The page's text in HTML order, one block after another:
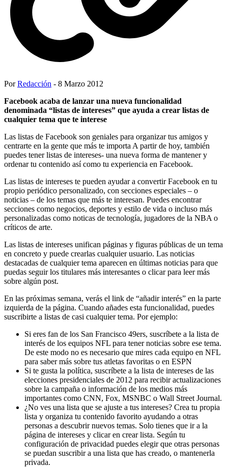
PorRedacción - 8 Marzo 2012
Facebook acaba de lanzar una nueva funcionalidad
denominada “listas de intereses” que ayuda a crear listas de
cualquier tema que te interese
Las listas de Facebook son geniales para organizar tus amigos y
centrarte en la gente que más te importa A partir de hoy, también
puedes tener listas de intereses- una nueva forma de mantener y
ordenar tu contenido así como tu experiencia en Facebook.
Las listas de intereses te pueden ayudar a convertir Facebook en tu
propio periódico personalizado, con secciones especiales – o
noticias – de los temas que más te interesan. Puedes encontrar
secciones como negocios, deportes y estilo de vida o incluso más
personalizadas como noticas de tecnología, jugadores de la NBA o
críticos de arte.
Las listas de intereses unifican páginas y figuras públicas de un tema
en concreto y puede crearlas cualquier usuario. Las noticias
destacadas de cualquier tema aparecen en últimas noticias para que
puedas seguir los titulares más interesantes o clicar para leer más
sobre algún post.
En las próximas semana, verás el link de “añadir interés” en la parte
izquierda de la página. Cuando añades esta funcionalidad, puedes
suscribirte a listas de casi cualquier tema. Por ejemplo:
Si eres fan de los San Francisco 49ers, suscríbete a la lista de
interés de los equipos NFL para tener noticias sobre ese tema.
De este modo no es necesario que mires cada equipo en NFL
para saber más sobre tus atletas favoritas o en ESPN
Si te gusta la política, suscríbete a la lista de intereses de las
elecciones presidenciales de 2012 para recibir actualizaciones
sobre la campaña o información de los medios más
importantes como CNN, Fox, MSNBC o Wall Street Journal.
¿No ves una lista que se ajuste a tus intereses? Crea tu propia
lista y organiza tu contenido favorito ayudando a otras
personas a descubrir nuevos temas. Solo tienes que ir a la
página de intereses y clicar en crear lista. Según tu
configuración de privacidad puedes elegir que otras personas
se puedan suscribir a una lista que has creado, o mantenerla
privada.